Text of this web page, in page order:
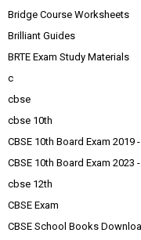
Bridge Course Worksheets
Brilliant Guides
BRTE Exam Study Materials
c
cbse
cbse 10th
CBSE 10th Board Exam 2019
CBSE 10th Board Exam 2023
cbse 12th
CBSE Exam
CBSE School Books